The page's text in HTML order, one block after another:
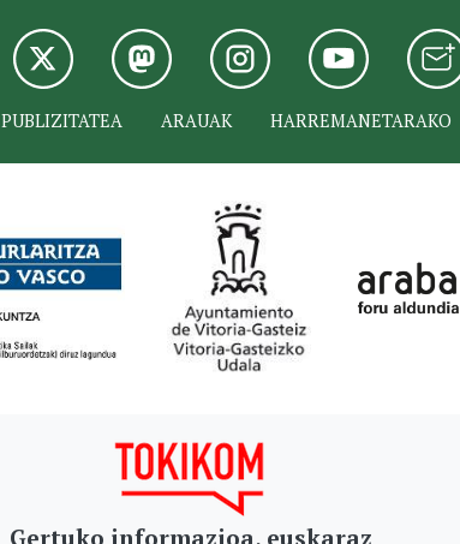
PUBLIZITATEA ARAUAK HARREMANETARAKO
Gertuko informazioa, euskaraz